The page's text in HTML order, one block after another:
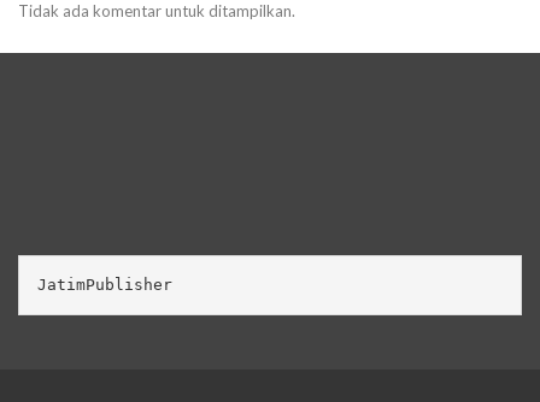
Tidak ada komentar untuk ditampilkan.
JatimPublisher